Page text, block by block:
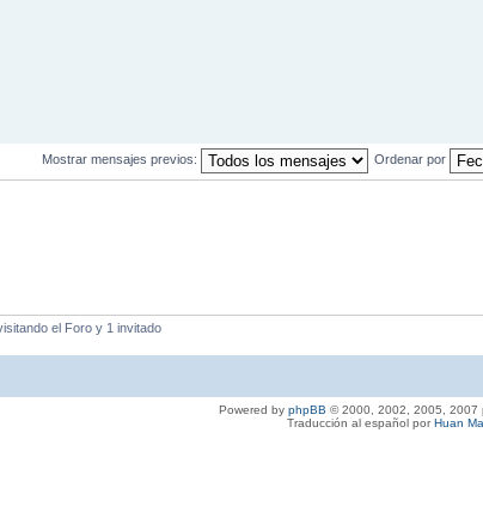
Mostrar mensajes previos: Ordenar por
el Foro y 1 invitado
Powered by phpBB © 2000, 2002, 2005, 2007
Traducción al español porHuan